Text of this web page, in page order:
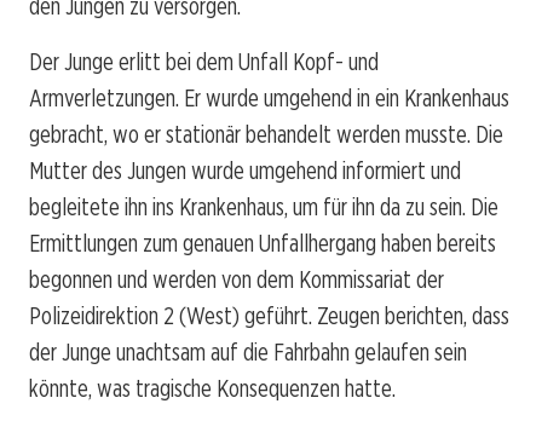
Der Junge erlitt bei dem Unfall Kopf- und
Armverletzungen. Er wurde umgehend in ein Krankenhaus
gebracht, wo er stationär behandelt werden musste. Die
Mutter des Jungen wurde umgehend informiert und
begleitete ihn ins Krankenhaus, um für ihn da zu sein. Die
Ermittlungen zum genauen Unfallhergang haben bereits
begonnen und werden von dem Kommissariat der
Polizeidirektion 2 (West) geführt. Zeugen berichten, dass
der Junge unachtsam auf die Fahrbahn gelaufen sein
könnte, was tragische Konsequenzen hatte.